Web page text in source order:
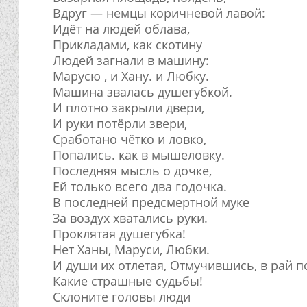
Вдруг — немцы коричневой лавой:
Идёт на людей облава,
Прикладами, как скотину
Людей загнали в машину:
Марусю , и Хану. и Любку.
Машина звалась душегубкой.
И плотно закрыли двери,
И руки потёрли звери,
Сработано чётко и ловко,
Попались. как в мышеловку.
Последняя мысль о дочке,
Ей только всего два годочка.
В последней предсмертной муке
За воздух хватались руки.
Проклятая душегубка!
Нет Ханы, Маруси, Любки.
И души их отлетая, Отмучившись, в рай
Какие страшные судьбы!
Склоните головы люди